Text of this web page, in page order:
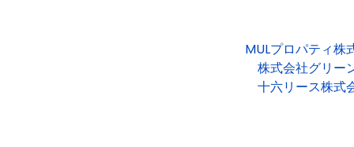
MULプロパティ株
株式会社グリー
十六リース株式